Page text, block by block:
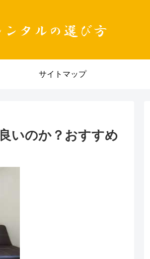
サイトマップ
いのか？おすすめ